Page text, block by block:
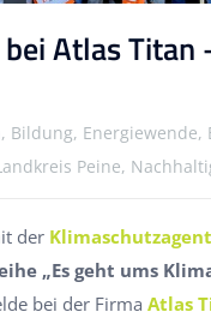
Atlas Titan
Bildung,
Peine,
der
„Es geht ums
bei der Firma Atlas